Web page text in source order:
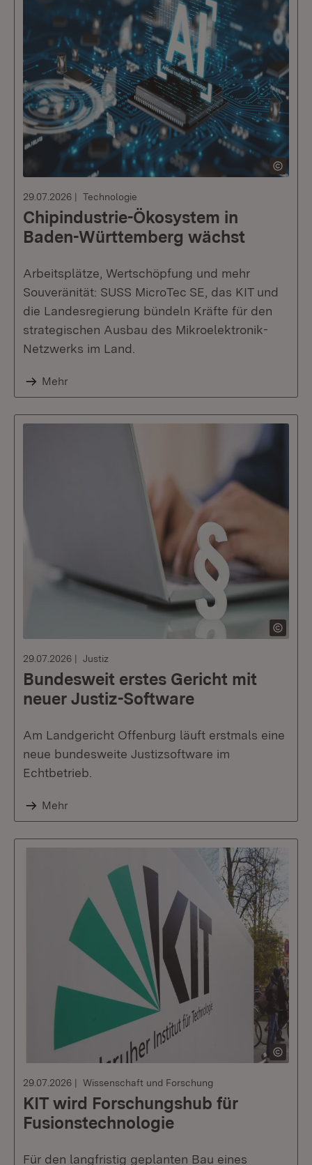
29.07.2026 Technologie
Chipindustrie-Ökosystem in
Baden-Württemberg wächst
Arbeitsplätze, Wertschöpfung und mehr
Souveränität: SUSS MicroTec SE, das KIT und
die Landesregierung bündeln Kräfte für den
strategischen Ausbau des Mikroelektronik-
Netzwerks im Land.
Mehr
29.07.2026 Justiz
Bundesweit erstes Gericht mit
neuer Justiz-Software
Am Landgericht Offenburg läuft erstmals eine
neue bundesweite Justizsoftware im
Echtbetrieb.
Mehr
29.07.2026 Wissenschaft und Forschung
KIT wird Forschungshub für
Fusionstechnologie
Für den langfristig geplanten Bau eines